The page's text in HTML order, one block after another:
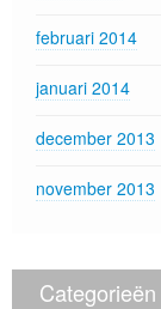
februari 2014
januari 2014
december 2013
november 2013
Categorieën